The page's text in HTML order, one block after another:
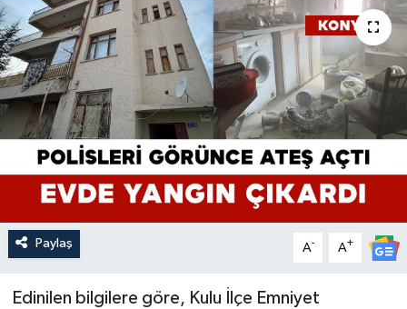
Paylaş A- A+
Edinilen bilgilere göre, Kulu İlçe Emniyet